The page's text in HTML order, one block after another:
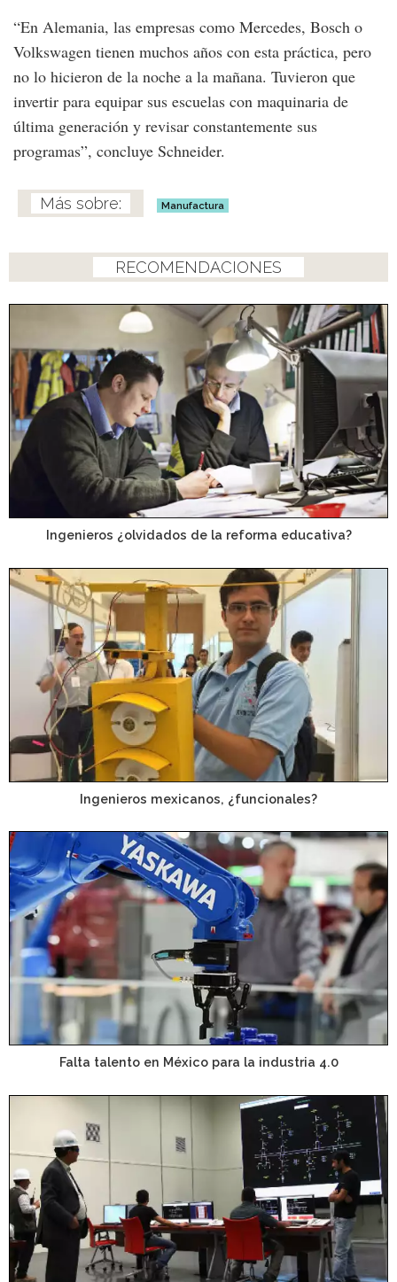
“En Alemania, las empresas como Mercedes, Bosch o
Volkswagen tienen muchos años con esta práctica, pero
no lo hicieron de la noche a la mañana. Tuvieron que
invertir para equipar sus escuelas con maquinaria de
última generación y revisar constantemente sus
programas”, concluye Schneider.
Manufactura
RECOMENDACIONES
Ingenieros ¿olvidados de la reforma educativa?
Ingenieros mexicanos, ¿funcionales?
Falta talento en México para la industria 4.0